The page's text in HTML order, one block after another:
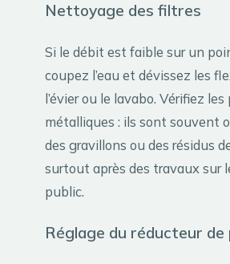
Nettoyage des filtres
Si le débit est faible sur un
coupez l’eau et dévissez les
l’évier ou le lavabo. Vérifiez
métalliques : ils sont souvent
des gravillons ou des résidus
surtout après des travaux sur
public.
Réglage du réducteur de